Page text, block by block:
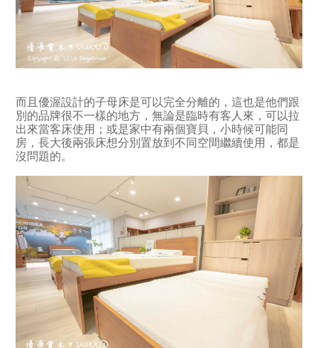
而且優渥設計的子母床是可以完全分離的，這也是他們跟
別的品牌很不一樣的地方，無論是臨時有客人來，可以拉
出來當客床使用；或是家中有兩個寶貝，小時候可能同
房，長大後兩張床想分別置放到不同空間繼續使用，都是
沒問題的。